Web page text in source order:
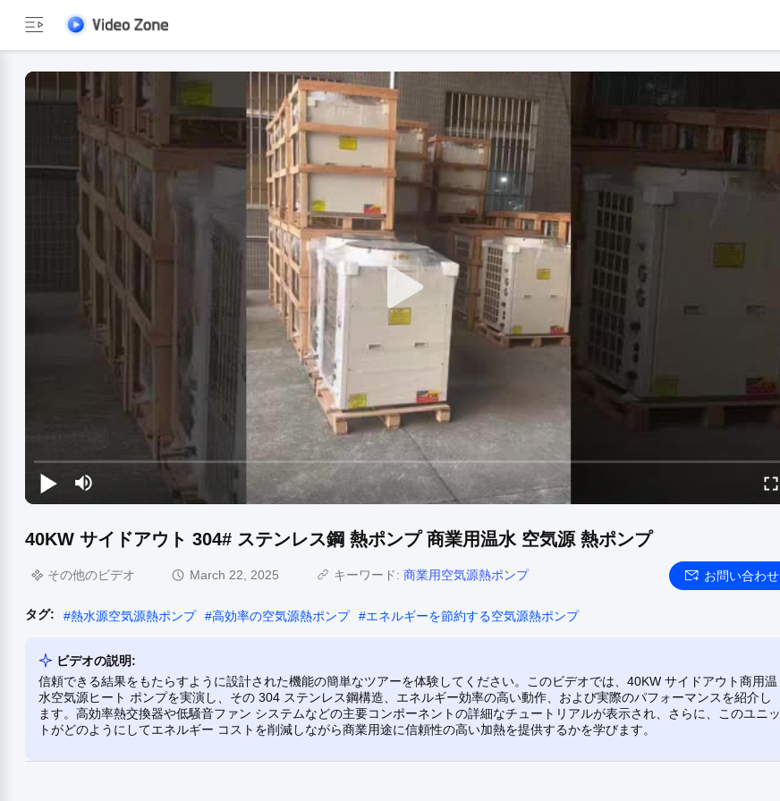
40KW サイドアウト 304# ステンレス鋼 熱ポンプ 商業用温水 空気源 熱ポンプ
その他のビデオ March 22, 2025 キーワード: 商業用空気源熱ポンプ お問い合わせ
タグ: #熱水源空気源熱ポンプ #高効率の空気源熱ポンプ #エネルギーを節約する空気源熱ポンプ
ビデオの説明:
信頼できる結果をもたらすように設計された機能の簡単なツアーを体験してください。このビデオでは、40KW サイドアウト商用温
水空気源ヒート ポンプを実演し、その 304 ステンレス鋼構造、エネルギー効率の高い動作、および実際のパフォーマンスを紹介し
ます。高効率熱交換器や低騒音ファン システムなどの主要コンポーネントの詳細なチュートリアルが表示され、さらに、このユニッ
トがどのようにしてエネルギー コストを削減しながら商業用途に信頼性の高い加熱を提供するかを学びます。